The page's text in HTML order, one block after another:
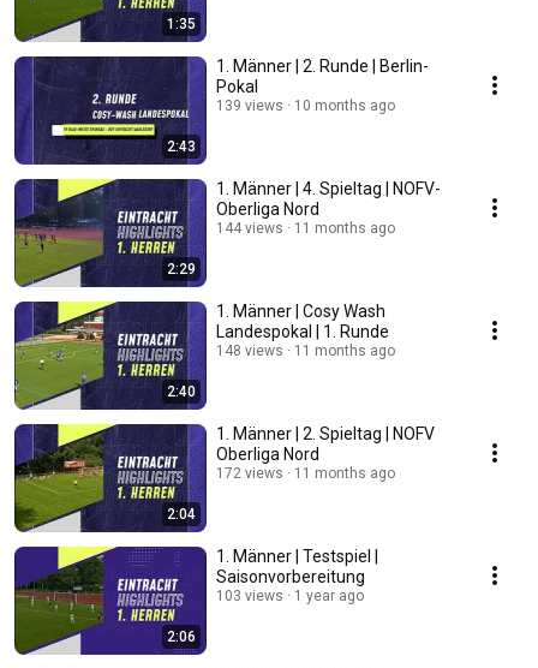
1:35
2:43
1. Männer | 2. Runde | Berlin-
Pokal
139 views 10 months ago
2:29
1. Männer | 4. Spieltag | NOFV-
Oberliga Nord
144 views 11 months ago
2:40
1. Männer | Cosy Wash
Landespokal | 1. Runde
148 views 11 months ago
2:04
1. Männer | 2. Spieltag | NOFV
Oberliga Nord
172 views 11 months ago
2:06
1. Männer | Testspiel |
Saisonvorbereitung
103 views 1 year ago